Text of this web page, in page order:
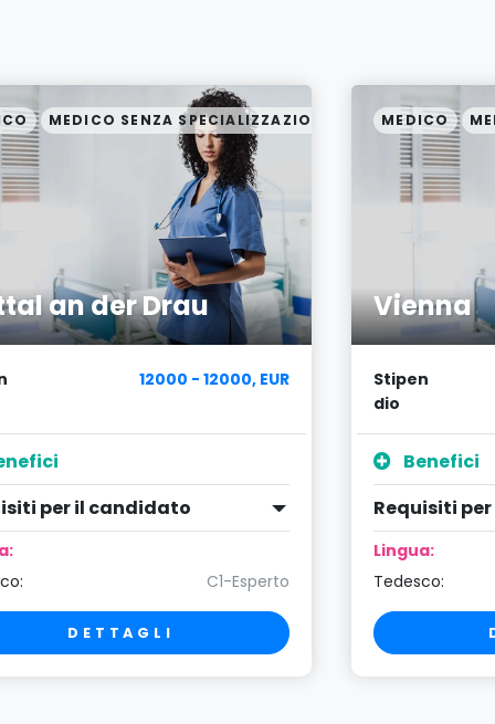
an der Drau
MEDICO SENZA SPECIALIZZAZIONE
12000 - 12000, EUR
per il candidato
C1-Esperto
DETTAGLI
Vienna
MEDICO
Stipen
dio
Benefici
Requisiti
Lingua:
Tedesco: